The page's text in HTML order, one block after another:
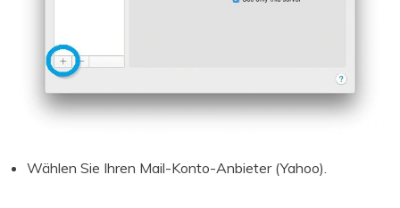
Wählen Sie Ihren Mail-Konto-Anbieter (Yahoo).